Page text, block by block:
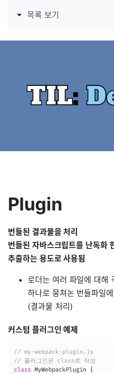
목록 보기
Plugin
번들된 결과물을 처리
번들된 자바스크립트를 난독화
추출하는 용도로 사용됨
로더는 여러 파일에 대해
하나로 뭉쳐논 번들파일
(결과물 처리)
커스텀 플러그인 예제
// my-webpack-plugin.js
// 플러그인은 class로 작성
class MyWebpackPlugin
{